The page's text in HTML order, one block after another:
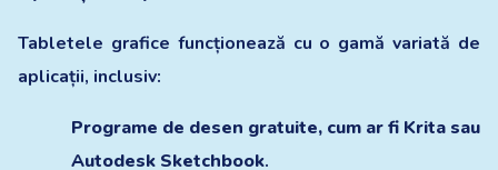
Tabletele grafice funcționează cu o gamă variată de
aplicații, inclusiv:
Programe de desen gratuite, cum ar fi Krita sau
Autodesk Sketchbook.